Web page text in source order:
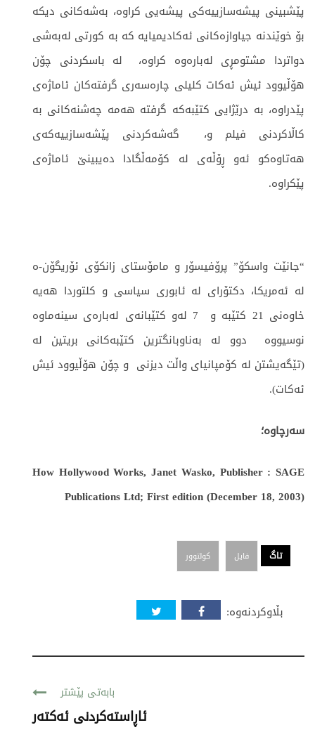
پێشبینی پیشه‌سازییه‌كی پیشه‌یی كراوه‌، به‌شه‌كانی دیكه‌
بۆ خوێندنه‌ جیاوازه‌كانی ئه‌كادیمیایه‌ كه‌ به‌ كورتی له‌به‌شی
دواتردا مشتومڕی له‌باره‌وه‌ كراوه‌، له‌ باسكردنی چۆن
هۆڵیوود ئیش ئه‌كات كلیلی چاره‌سه‌ری گرفته‌كان ئاماژه‌ی
پێدراوه،‌ به‌ درێژایی كتێبه‌كه‌ گرفته‌ هه‌مه‌ چه‌شنه‌كانی به‌
كاڵاكردنی فیلم و، گه‌شه‌كردنی پێشه‌سازییه‌كه‌ی
هه‌تاوه‌كو ئه‌و ڕۆڵه‌ی له‌ كۆمه‌ڵگادا ده‌یبینێ ئاماژه‌ی
پێكراوه‌.
“جانێت واسكۆ” پرۆفیسۆر و مامۆستای زانكۆی ئۆریگۆن-ه‌
له‌ ئه‌مریكا، دكتۆرای له‌ ئابوری سیاسی و كلتوردا هه‌یه‌
خاوه‌نی 21 كتێبه‌ و 7 له‌و كتێبانه‌ی له‌باره‌ی سینه‌ماوه‌
نوسیووه‌ دوو له‌ به‌ناوبانگترین كتێبه‌كانی بریتین له‌
(تێگه‌یشتن له‌ كۆمپانیای واڵت دیزنی و چۆن هۆڵیوود ئیش
ئه‌كات).
سه‌رچاوه‌؛
How Hollywood Works, Janet Wasko, Publisher : SAGE
Publications Ltd; First edition (December 18, 2003)
تاگ فایل کولتوور
بڵاوکردنەوە:
بابەتی پێشتر
ئاڕاستەکردنی ئەکتەر